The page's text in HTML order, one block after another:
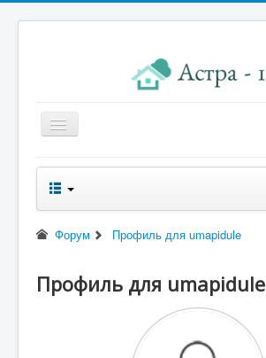
Главная
Новости правления
Начисления к оплате
Реквизиты
Форум Профиль для umapidule
Профиль для umapidule